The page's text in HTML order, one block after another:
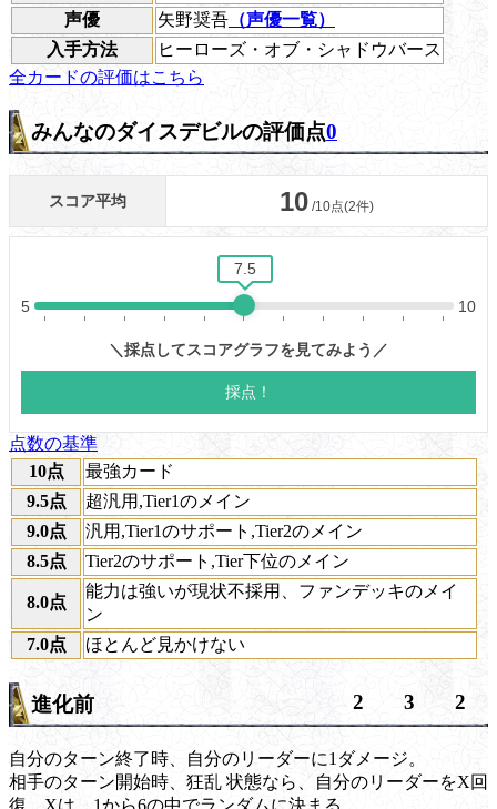
声優
矢野奨吾 （声優一覧）
入手方法
ヒーローズ・オブ・シャドウバース
全カードの評価はこちら
みんなのダイスデビルの評価点0
点数の基準
10点
最強カード
9.5点
超汎用,Tier1のメイン
9.0点
汎用,Tier1のサポート,Tier2のメイン
8.5点
Tier2のサポート,Tier下位のメイン
8.0点
能力は強いが現状不採用、ファンデッキのメイ
ン
7.0点
ほとんど見かけない
進化前 2 3 2
自分のターン終了時、自分のリーダーに1ダメージ。
相手のターン開始時、 狂乱 状態なら、自分のリーダーをX回
復。Xは、1から6の中でランダムに決まる。